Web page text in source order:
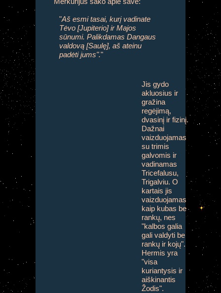
"Aš esmi tasai, kurį vadinate
Tėvo [Jupiterio] ir Majos
sūnumi. Palikdamas Dangaus
valdovą [Saulę], aš ateinu
padėti jums"."
Jis gydo
akluosius ir
gražina
regėjimą,
dvasinį ir fizinį.
Dažnai
vaizduojamas
su trimis
galvomis ir
vadinamas
Tricefalusu,
Trigalviu. O
kartais jis
vaizduojamas
kaip kubas be
rankų, nes
"kalbos galia
gali valdyti be
rankų ir kojų".
Hermis yra
"visa
kuriantysis ir
aiškinantis
Žodis".